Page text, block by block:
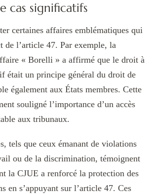
cas significatifs
certaines affaires emblématiques qui
de l’article 47. Par exemple, la
« Borelli » a affirmé que le droit à
était un principe général du droit de
également aux États membres. Cette
souligné l’importance d’un accès
aux tribunaux.
tels que ceux émanant de violations
ou de la discrimination, témoignent
la CJUE a renforcé la protection des
en s’appuyant sur l’article 47. Ces